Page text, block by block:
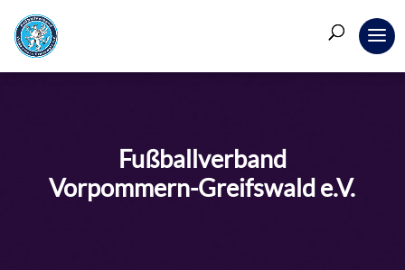
Fußballverband
Vorpommern-Greifswald e.V.